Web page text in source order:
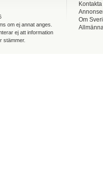
om ej annat anges.
ej att information
stämmer.
Om